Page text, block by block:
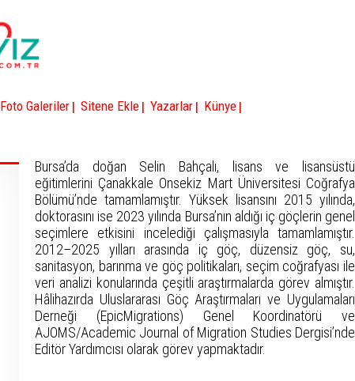
Foto Galeriler | Sitene Ekle | Yazarlar | Künye |
Bursa’da doğan Selin Bahçalı, lisans ve lisansüstü
eğitimlerini Çanakkale Onsekiz Mart Üniversitesi Coğrafya
Bölümü’nde tamamlamıştır. Yüksek lisansını 2015 yılında,
doktorasını ise 2023 yılında Bursa’nın aldığı iç göçlerin genel
seçimlere etkisini incelediği çalışmasıyla tamamlamıştır.
2012–2025 yılları arasında iç göç, düzensiz göç, su,
sanitasyon, barınma ve göç politikaları, seçim coğrafyası ile
veri analizi konularında çeşitli araştırmalarda görev almıştır.
Hâlihazırda Uluslararası Göç Araştırmaları ve Uygulamaları
Derneği (EpicMigrations) Genel Koordinatörü ve
AJOMS/Academic Journal of Migration Studies Dergisi’nde
Editör Yardımcısı olarak görev yapmaktadır.